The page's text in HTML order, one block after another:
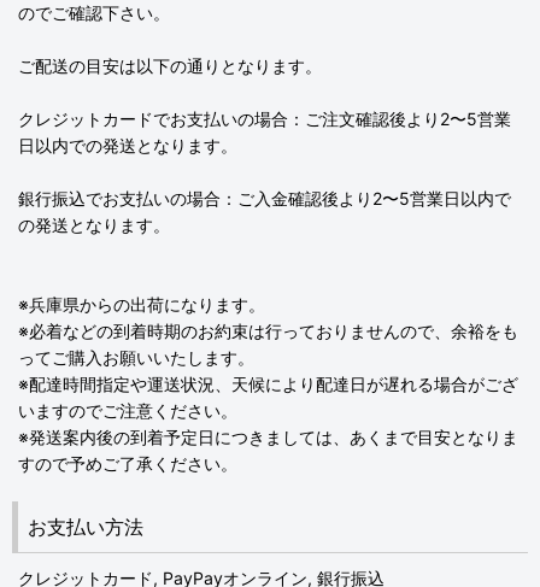
のでご確認下さい。
ご配送の目安は以下の通りとなります。
クレジットカードでお支払いの場合：ご注文確認後より2〜5営業
日以内での発送となります。
銀行振込でお支払いの場合：ご入金確認後より2〜5営業日以内で
の発送となります。
※兵庫県からの出荷になります。
※必着などの到着時期のお約束は行っておりませんので、余裕をも
ってご購入お願いいたします。
※配達時間指定や運送状況、天候により配達日が遅れる場合がござ
いますのでご注意ください。
※発送案内後の到着予定日につきましては、あくまで目安となりま
すので予めご了承ください。
お支払い方法
クレジットカード, PayPayオンライン, 銀行振込